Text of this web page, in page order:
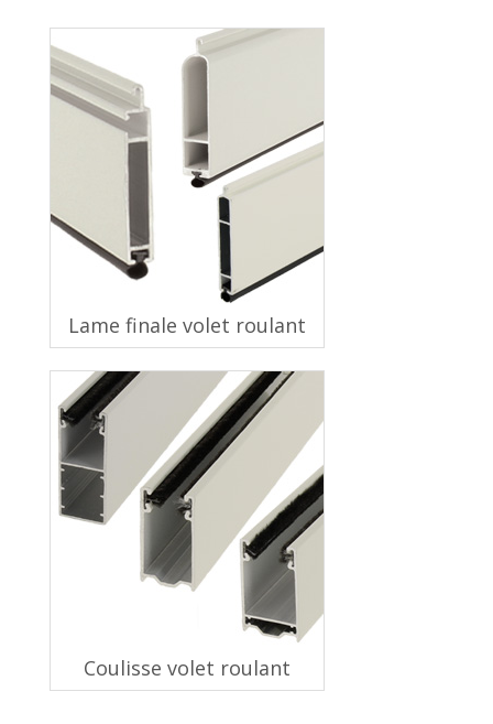
Lame finale volet roulant
Coulisse volet roulant